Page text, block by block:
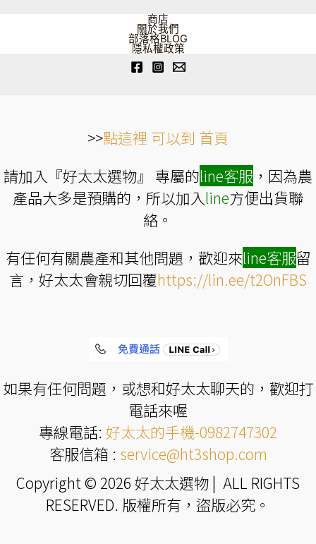
商店
關於我們
部落格BLOG
隱私權政策
>>點這裡 可以到 首頁
請加入『好太太選物』 專屬的line客服 ，因為農
產品大多是預購的，所以加入line方便出貨聯
絡。
有任何有關農產和其他問題，歡迎來line客服留
言，好太太會親切回覆https://lin.ee/t2OnFBS
如果有任何問題，或想和好太太聊天的，歡迎打
電話來喔
專線電話: 好太太的手機-0982747302
客服信箱 : service@ht3shop.com
Copyright © 2026 好太太選物 | ALL RIGHTS
RESERVED. 版權所有，盜版必究。